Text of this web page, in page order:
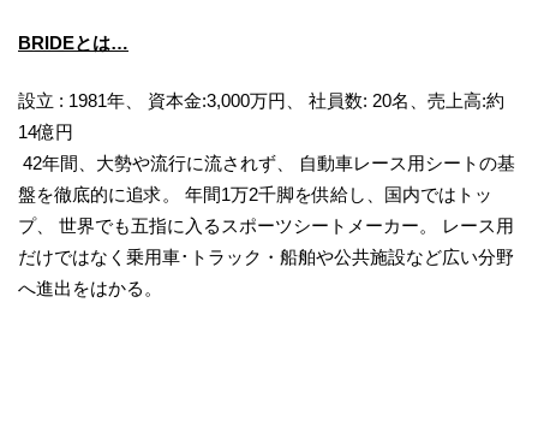
BRIDEとは…
設立 : 1981年、 資本金:3,000万円、 社員数: 20名、売上高:約
14億円
42年間、大勢や流行に流されず、 自動車レース用シートの基
盤を徹底的に追求。 年間1万2千脚を供給し、国内ではトッ
プ、 世界でも五指に入るスポーツシートメーカー。 レース用
だけではなく乗用車･トラック・船舶や公共施設など広い分野
へ進出をはかる。